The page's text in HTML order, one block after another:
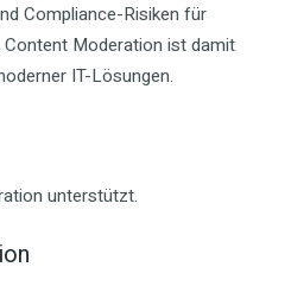
Compliance-Risiken für
Content Moderation ist damit
IT-Lösungen.
unterstützt.